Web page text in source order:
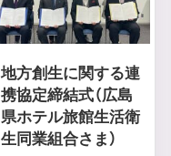
地方創生に関する連
携協定締結式（広島
県ホテル旅館生活衛
生同業組合さま）